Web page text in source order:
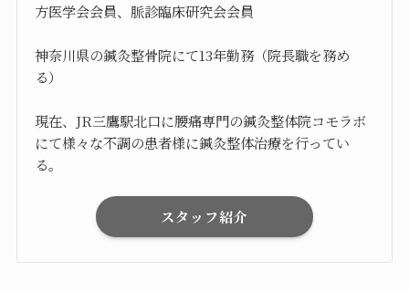
方医学会会員、脈診臨床研究会会員
神奈川県の鍼灸整骨院にて13年勤務（院長職を務め
る）
現在、JR三鷹駅北口に腰痛専門の鍼灸整体院コモラボ
にて様々な不調の患者様に鍼灸整体治療を行ってい
る。
スタッフ紹介